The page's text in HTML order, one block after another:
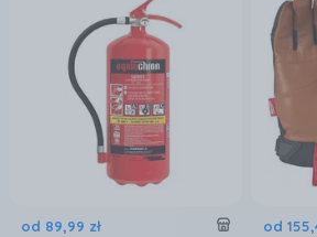
od 89,99 zł od 155,